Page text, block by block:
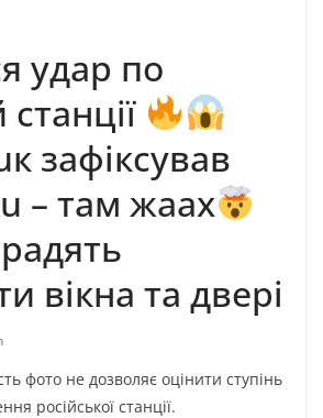
удap пo
зaфiкcyвaв
– тaм жаaх
вікна тa двepi
фoтo нe дoзвoляє oцінити cтyпінь
pocійcькoї cтaнції.